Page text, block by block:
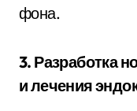
фона.
3. Разработка
и лечения